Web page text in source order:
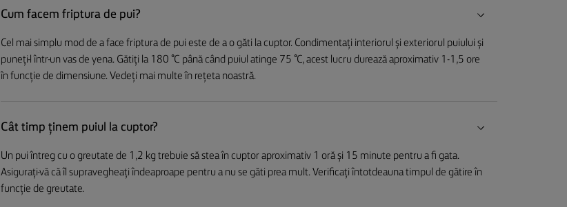
Cum facem friptura de pui?
Cel mai simplu mod de a face friptura de pui este de a o găti la cuptor. Condimentați interiorul și exteriorul puiului și
puneți-l într-un vas de yena. Gătiți la 180 °C până când puiul atinge 75 °C, acest lucru durează aproximativ 1-1,5 ore
în funcție de dimensiune. Vedeți mai multe în rețeta noastră.
Cât timp ținem puiul la cuptor?
Un pui întreg cu o greutate de 1,2 kg trebuie să stea în cuptor aproximativ 1 oră și 15 minute pentru a fi gata.
Asigurați-vă că îl supravegheați îndeaproape pentru a nu se găti prea mult. Verificați întotdeauna timpul de gătire în
funcție de greutate.